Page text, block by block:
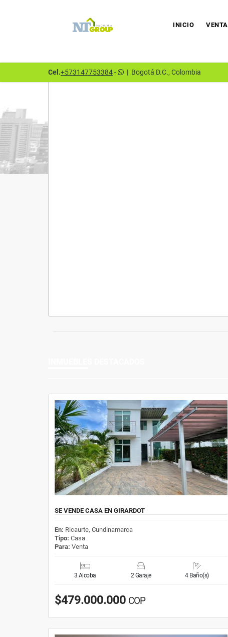
INICIO VENTA
Cel.+573147753384- | Bogotá D.C., Colombia
SE VENDE CASA EN GIRARDOT
En: Ricaurte, Cundinamarca
Tipo: Casa
Para: Venta
3 Alcoba 2 Garaje 4 Baño(s)
$479.000.000 COP